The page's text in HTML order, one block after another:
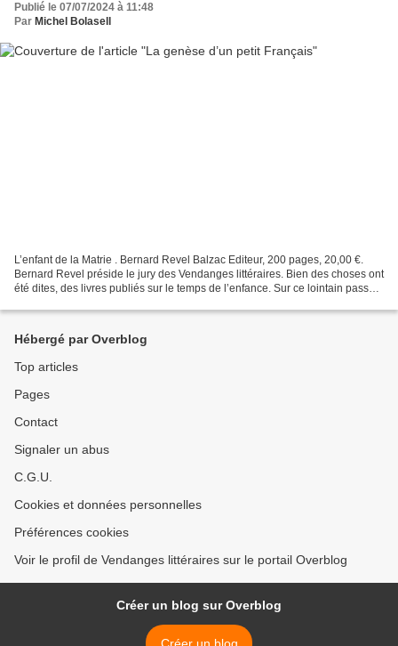
Publié le 07/07/2024 à 11:48
Par Michel Bolasell
L’enfant de la Matrie . Bernard Revel Balzac Editeur, 200 pages, 20,00 €.
Bernard Revel préside le jury des Vendanges littéraires. Bien des choses ont
été dites, des livres publiés sur le temps de l’enfance. Sur ce lointain passé
Hébergé par Overblog
Top articles
Pages
Contact
Signaler un abus
C.G.U.
Cookies et données personnelles
Préférences cookies
Voir le profil de Vendanges littéraires sur le portail Overblog
Créer un blog sur Overblog